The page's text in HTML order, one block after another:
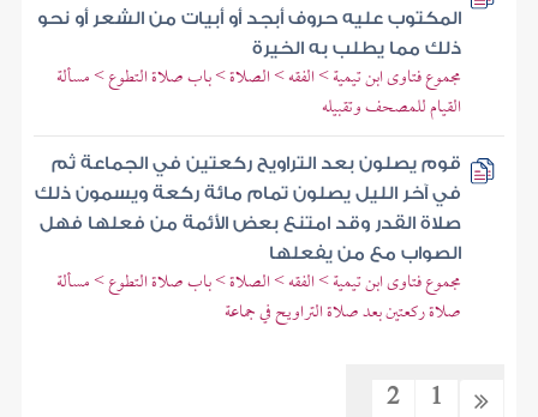
المكتوب عليه حروف أبجد أو أبيات من الشعر أو نحو
ذلك مما يطلب به الخيرة
مجموع فتاوى ابن تيمية > الفقه > الصلاة > باب صلاة التطوع > مسألة
القيام للمصحف وتقبيله
قوم يصلون بعد التراويح ركعتين في الجماعة ثم
في آخر الليل يصلون تمام مائة ركعة ويسمون ذلك
صلاة القدر وقد امتنع بعض الأئمة من فعلها فهل
الصواب مع من يفعلها
مجموع فتاوى ابن تيمية > الفقه > الصلاة > باب صلاة التطوع > مسألة
صلاة ركعتين بعد صلاة التراويح في جماعة
1
2